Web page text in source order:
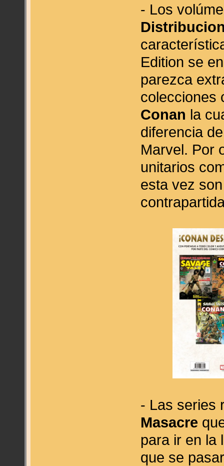
- Los
Edition se
parezca
colecciones
Conan la
diferencia
Marvel. Por
unitarios
esta vez
- Las series
Masacre
para ir en la
que se